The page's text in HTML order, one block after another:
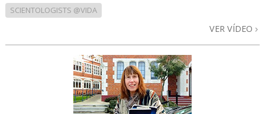
SCIENTOLOGISTS @VIDA
VER VÍDEO